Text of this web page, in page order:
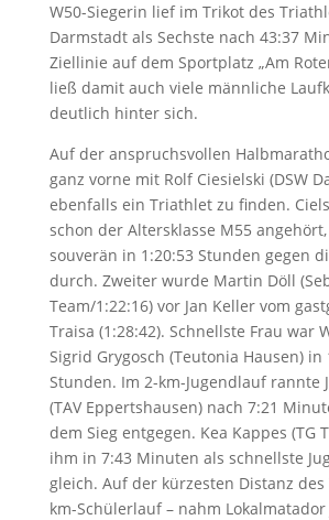
W50-Siegerin lief im Trikot des
Darmstadt als Sechste nach 43:37
Ziellinie auf dem Sportplatz „Am
ließ damit auch viele männliche
deutlich hinter sich.
Auf der anspruchsvollen
ganz vorne mit Rolf Ciesielski (DSW
ebenfalls ein Triathlet zu finden.
schon der Altersklasse M55
souverän in 1:20:53 Stunden gegen
durch. Zweiter wurde Martin Döll
Team/1:22:16) vor Jan Keller vom
Traisa (1:28:42). Schnellste Frau war
Sigrid Grygosch (Teutonia Hausen) in
Stunden. Im 2-km-Jugendlauf rannte
(TAV Eppertshausen) nach 7:21
dem Sieg entgegen. Kea Kappes (TG
ihm in 7:43 Minuten als schnellste
gleich. Auf der kürzesten Distanz des
km-Schülerlauf – nahm Lokalmatador